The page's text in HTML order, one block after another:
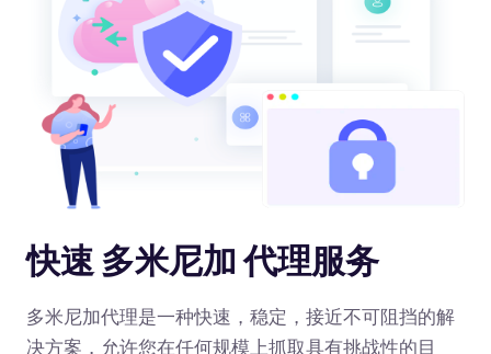
快速 多米尼加 代理服务
多米尼加代理是一种快速，稳定，接近不可阻挡的解
决方案，允许您在任何规模上抓取具有挑战性的目